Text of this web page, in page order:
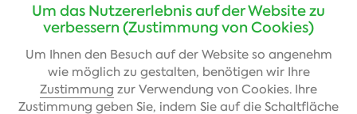
Nachnahme Kartenzahlung
Banküberweisung
Um das Nutzererlebnis auf der Website zu
verbessern (Zustimmung von Cookies)
Um Ihnen den Besuch auf der Website so angenehm
wie möglich zu gestalten, benötigen wir Ihre
Zustimmung zur Verwendung von Cookies. Ihre
Zustimmung geben Sie, indem Sie auf die Schaltfläche